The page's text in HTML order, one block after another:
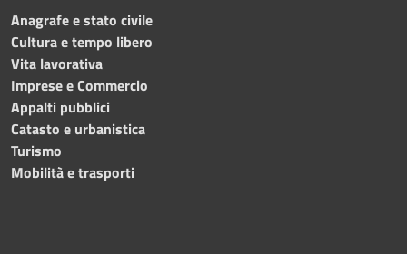
Anagrafe e stato civile
Cultura e tempo libero
Vita lavorativa
Imprese e Commercio
Appalti pubblici
Catasto e urbanistica
Turismo
Mobilità e trasporti